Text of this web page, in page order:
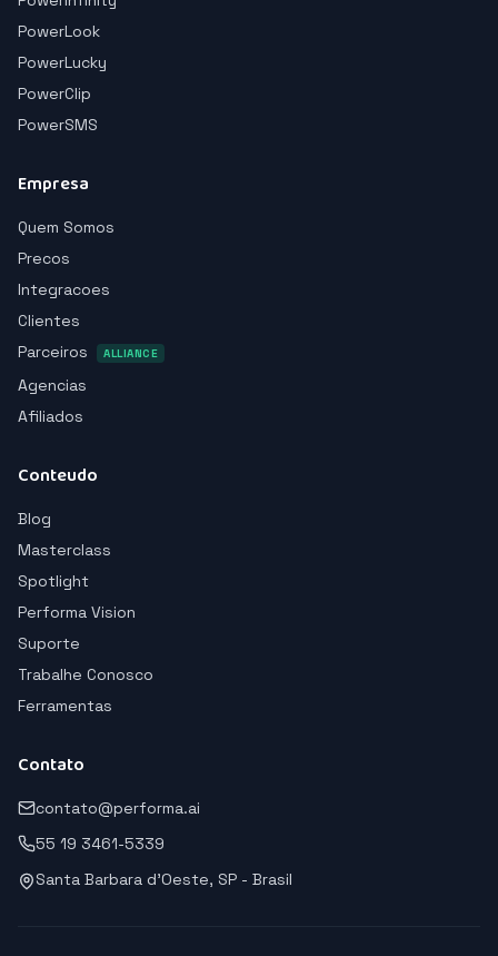
PowerLook
PowerLucky
PowerClip
PowerSMS
Empresa
Quem Somos
Precos
Integracoes
Clientes
Parceiros
ALLIANCE
Agencias
Afiliados
Conteudo
Blog
Masterclass
Spotlight
Performa Vision
Suporte
Trabalhe Conosco
Ferramentas
Contato
contato@performa.ai
55 19 3461-5339
Santa Barbara d'Oeste, SP - Brasil